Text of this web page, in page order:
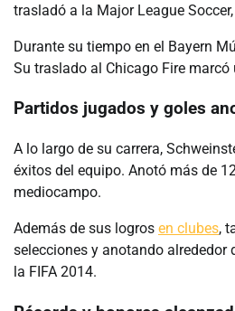
trasladó a la Major League
Durante su tiempo en el Bayern
Su traslado al Chicago Fire
Partidos jugados y goles
A lo largo de su carrera,
éxitos del equipo. Anotó más de
mediocampo.
Además de sus logros en clubes,
selecciones y anotando
la FIFA 2014.